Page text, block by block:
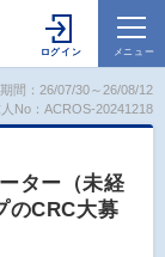
間：26/07/30～26/08/12
No：ACROS-20241218
ター（未経
のCRC大募